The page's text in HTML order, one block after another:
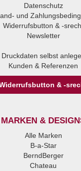
Datenschutz
und
Widerrufsbutton & -
Newsletter
Druckdaten selbst
Kunden & Referenzen
& -
MARKEN &
Alle Marken
B-a-Star
BerndBerger
Chateau